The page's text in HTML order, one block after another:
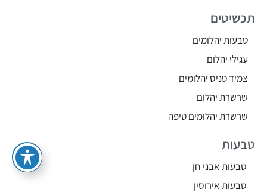
תכשיטים
טבעות יהלומים
עגילי יהלום
צמיד טניס יהלומים
שרשרת יהלום
שרשרת יהלומים טיפה
טבעות
טבעות אבני חן
טבעות אירוסין